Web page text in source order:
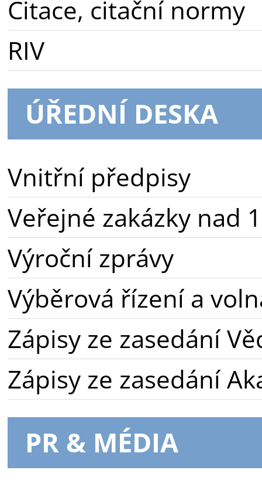
Citace, citační normy
RIV
ÚŘEDNÍ DESKA
Vnitřní předpisy
Veřejné zakázky nad
Výroční zprávy
Výběrová řízení a
Zápisy ze zasedání
Zápisy ze zasedání
PR & MÉDIA